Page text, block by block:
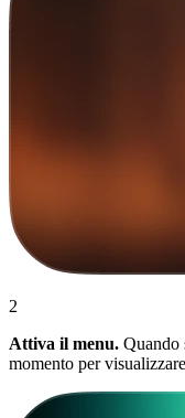
2
Attiva il menu. Quando
momento per